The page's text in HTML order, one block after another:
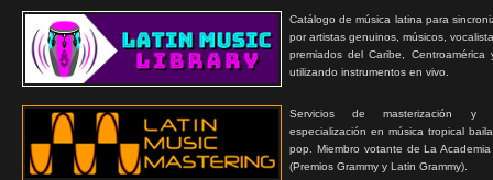
Catálogo de música latina para
por artistas genuinos, músicos,
premiados del Caribe, Centroamérica
utilizando instrumentos en vivo.
Servicios de masterización y
especialización en música tropical
pop. Miembro votante de La
(Premios Grammy y Latin Grammy).